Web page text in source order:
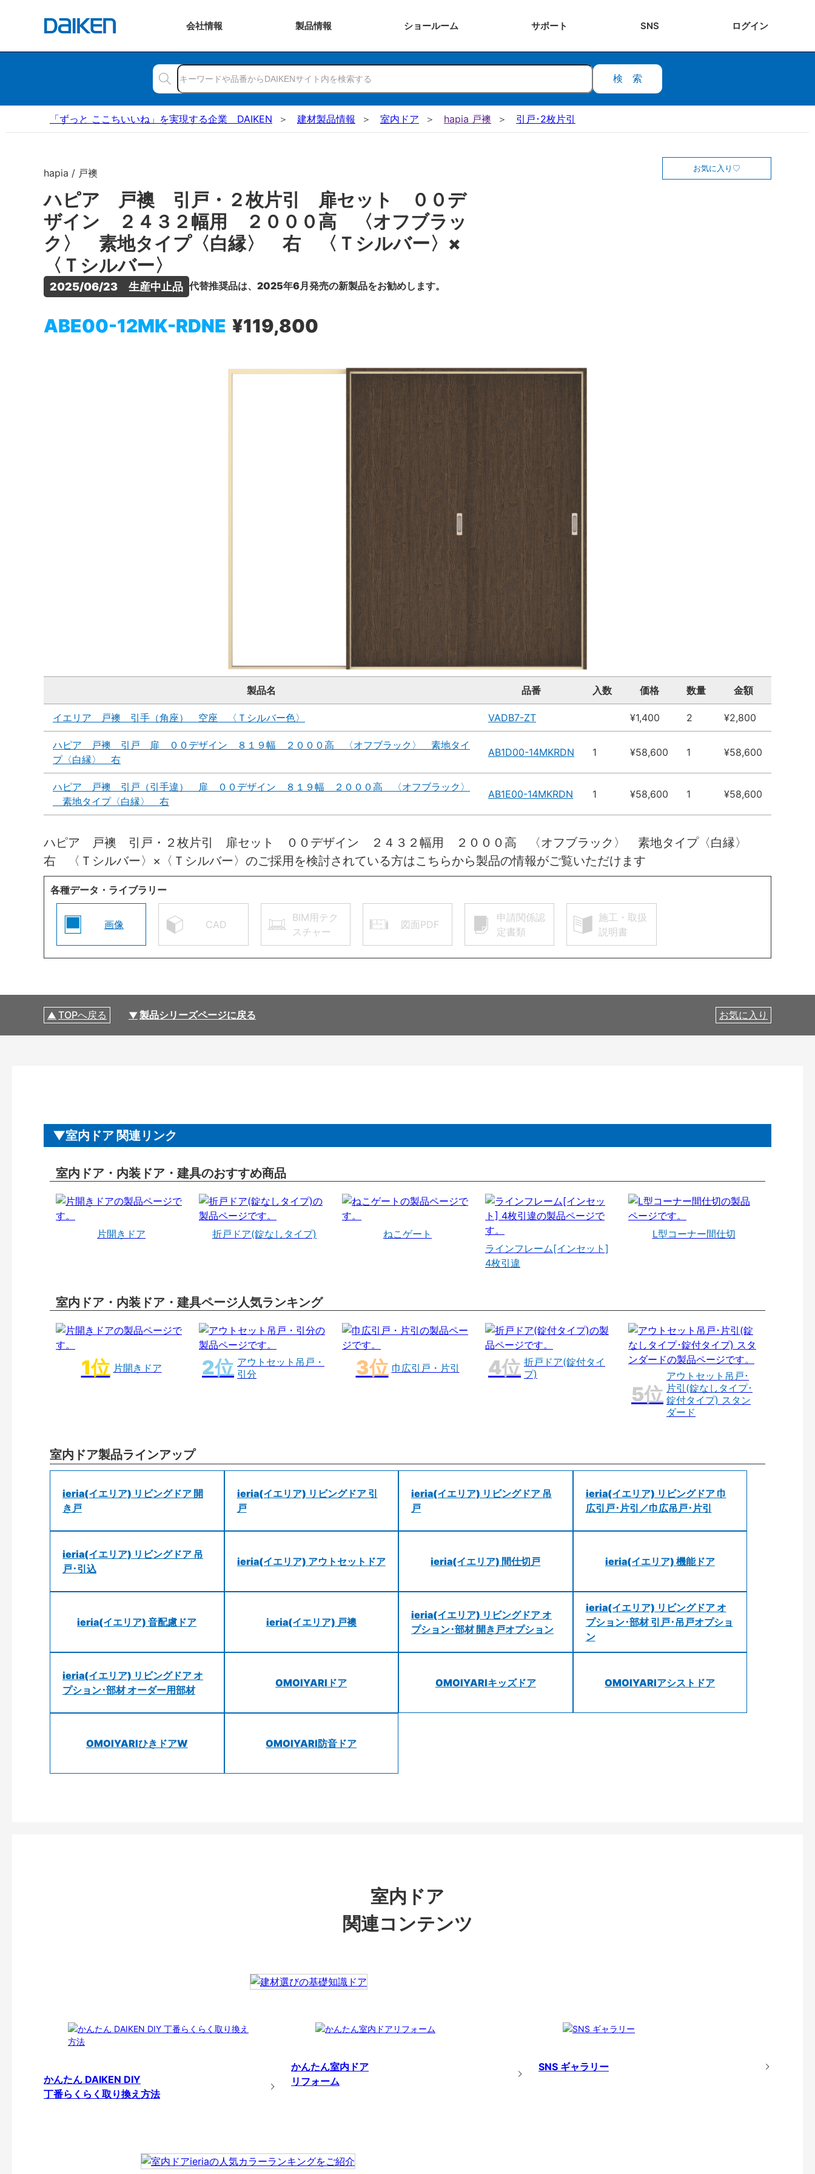
会社情報 製品情報 ショールーム サポート SNS ログイン
検索
「ずっと ここちいいね」を実現する企業 DAIKEN 建材製品情報 室内ドア hapia 戸襖 引戸･2枚片引
hapia / 戸襖
ハピア 戸襖 引戸・２枚片引 扉セット ００デ
ザイン ２４３２幅用 ２０００高 〈オフブラッ
ク〉 素地タイプ〈白縁〉 右 〈Ｔシルバー〉×
〈Ｔシルバー〉
2025/06/23　生産中止品 代替推奨品は、2025年6月発売の新製品をお勧めします。
ABE00-12MK-RDNE ¥119,800
お気に入り
製品名 品番 入数 価格 数量 金額
イエリア 戸襖 引手（角座） 空座 〈Ｔシルバー色〉 VADB7-ZT ¥1,400 2 ¥2,800
ハピア 戸襖 引戸 扉 ００デザイン ８１９幅 ２０００高 〈オフブラック〉 素地タイ
プ〈白縁〉 右
AB1D00-14MKRDN 1 ¥58,600 1 ¥58,600
ハピア 戸襖 引戸（引手違） 扉 ００デザイン ８１９幅 ２０００高 〈オフブラック〉
素地タイプ〈白縁〉 右
AB1E00-14MKRDN 1 ¥58,600 1 ¥58,600
ハピア 戸襖 引戸・２枚片引 扉セット ００デザイン ２４３２幅用 ２０００高 〈オフブラック〉 素地タイプ〈白縁〉
右 〈Ｔシルバー〉×〈Ｔシルバー〉のご採用を検討されている方はこちらから製品の情報がご覧いただけます
各種データ・ライブラリー
画像 CAD
BIM用テク
スチャー
図面PDF
申請関係認
定書類
施工・取扱
説明書
TOPへ戻る 製品シリーズページに戻る お気に入り
室内ドア 関連リンク
室内ドア・内装ドア・建具のおすすめ商品
片開きドア 折戸ドア(錠なしタイプ)
ねこゲート
ラインフレーム[インセット]
4枚引違
L型コーナー間仕切
室内ドア・内装ドア・建具ページ人気ランキング
片開きドア
アウトセット吊戸・
引分
巾広引戸・片引
折戸ドア(錠付タイ
プ)
アウトセット吊戸･
片引(錠なしタイプ･
錠付タイプ) スタン
ダード
室内ドア製品ラインアップ
ieria(イエリア) リビングドア 開
き戸
ieria(イエリア) リビングドア 引
戸
ieria(イエリア) リビングドア 吊
戸
ieria(イエリア) リビングドア 巾
広引戸･片引／巾広吊戸･片引
ieria(イエリア) リビングドア 吊
戸･引込
ieria(イエリア) アウトセットドア ieria(イエリア) 間仕切戸 ieria(イエリア) 機能ドア
ieria(イエリア) 音配慮ドア ieria(イエリア) 戸襖
ieria(イエリア) リビングドア オ
プション･部材 開き戸オプション
ieria(イエリア) リビングドア オ
プション･部材 引戸･吊戸オプショ
ン
ieria(イエリア) リビングドア オ
プション･部材 オーダー用部材
OMOIYARIドア OMOIYARIキッズドア OMOIYARIアシストドア
OMOIYARIひきドアW OMOIYARI防音ドア
室内ドア
関連コンテンツ
かんたん DAIKEN DIY
丁番らくらく取り換え方法
かんたん室内ドア
リフォーム
SNS ギャラリー